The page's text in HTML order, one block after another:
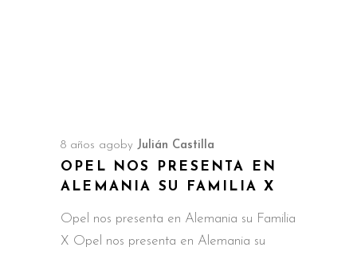
8 años ago by Julián Castilla
OPEL NOS PRESENTA EN
ALEMANIA SU FAMILIA X
Opel nos presenta en Alemania su Familia
X Opel nos presenta en Alemania su